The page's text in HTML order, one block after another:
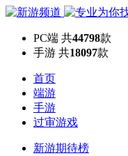
PC端 共44798款
手游 共18097款
首页
端游
手游
过审游戏
新游期待榜